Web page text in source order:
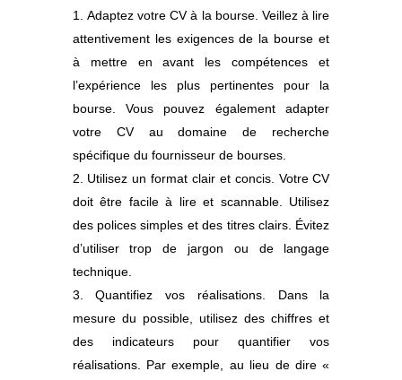
Adaptez votre CV à la bourse. Veillez à lire
attentivement les exigences de la bourse et
à mettre en avant les compétences et
l’expérience les plus pertinentes pour la
bourse. Vous pouvez également adapter
votre CV au domaine de recherche
spécifique du fournisseur de bourses.
Utilisez un format clair et concis. Votre CV
doit être facile à lire et scannable. Utilisez
des polices simples et des titres clairs. Évitez
d’utiliser trop de jargon ou de langage
technique.
Quantifiez vos réalisations. Dans la
mesure du possible, utilisez des chiffres et
des indicateurs pour quantifier vos
réalisations. Par exemple, au lieu de dire «